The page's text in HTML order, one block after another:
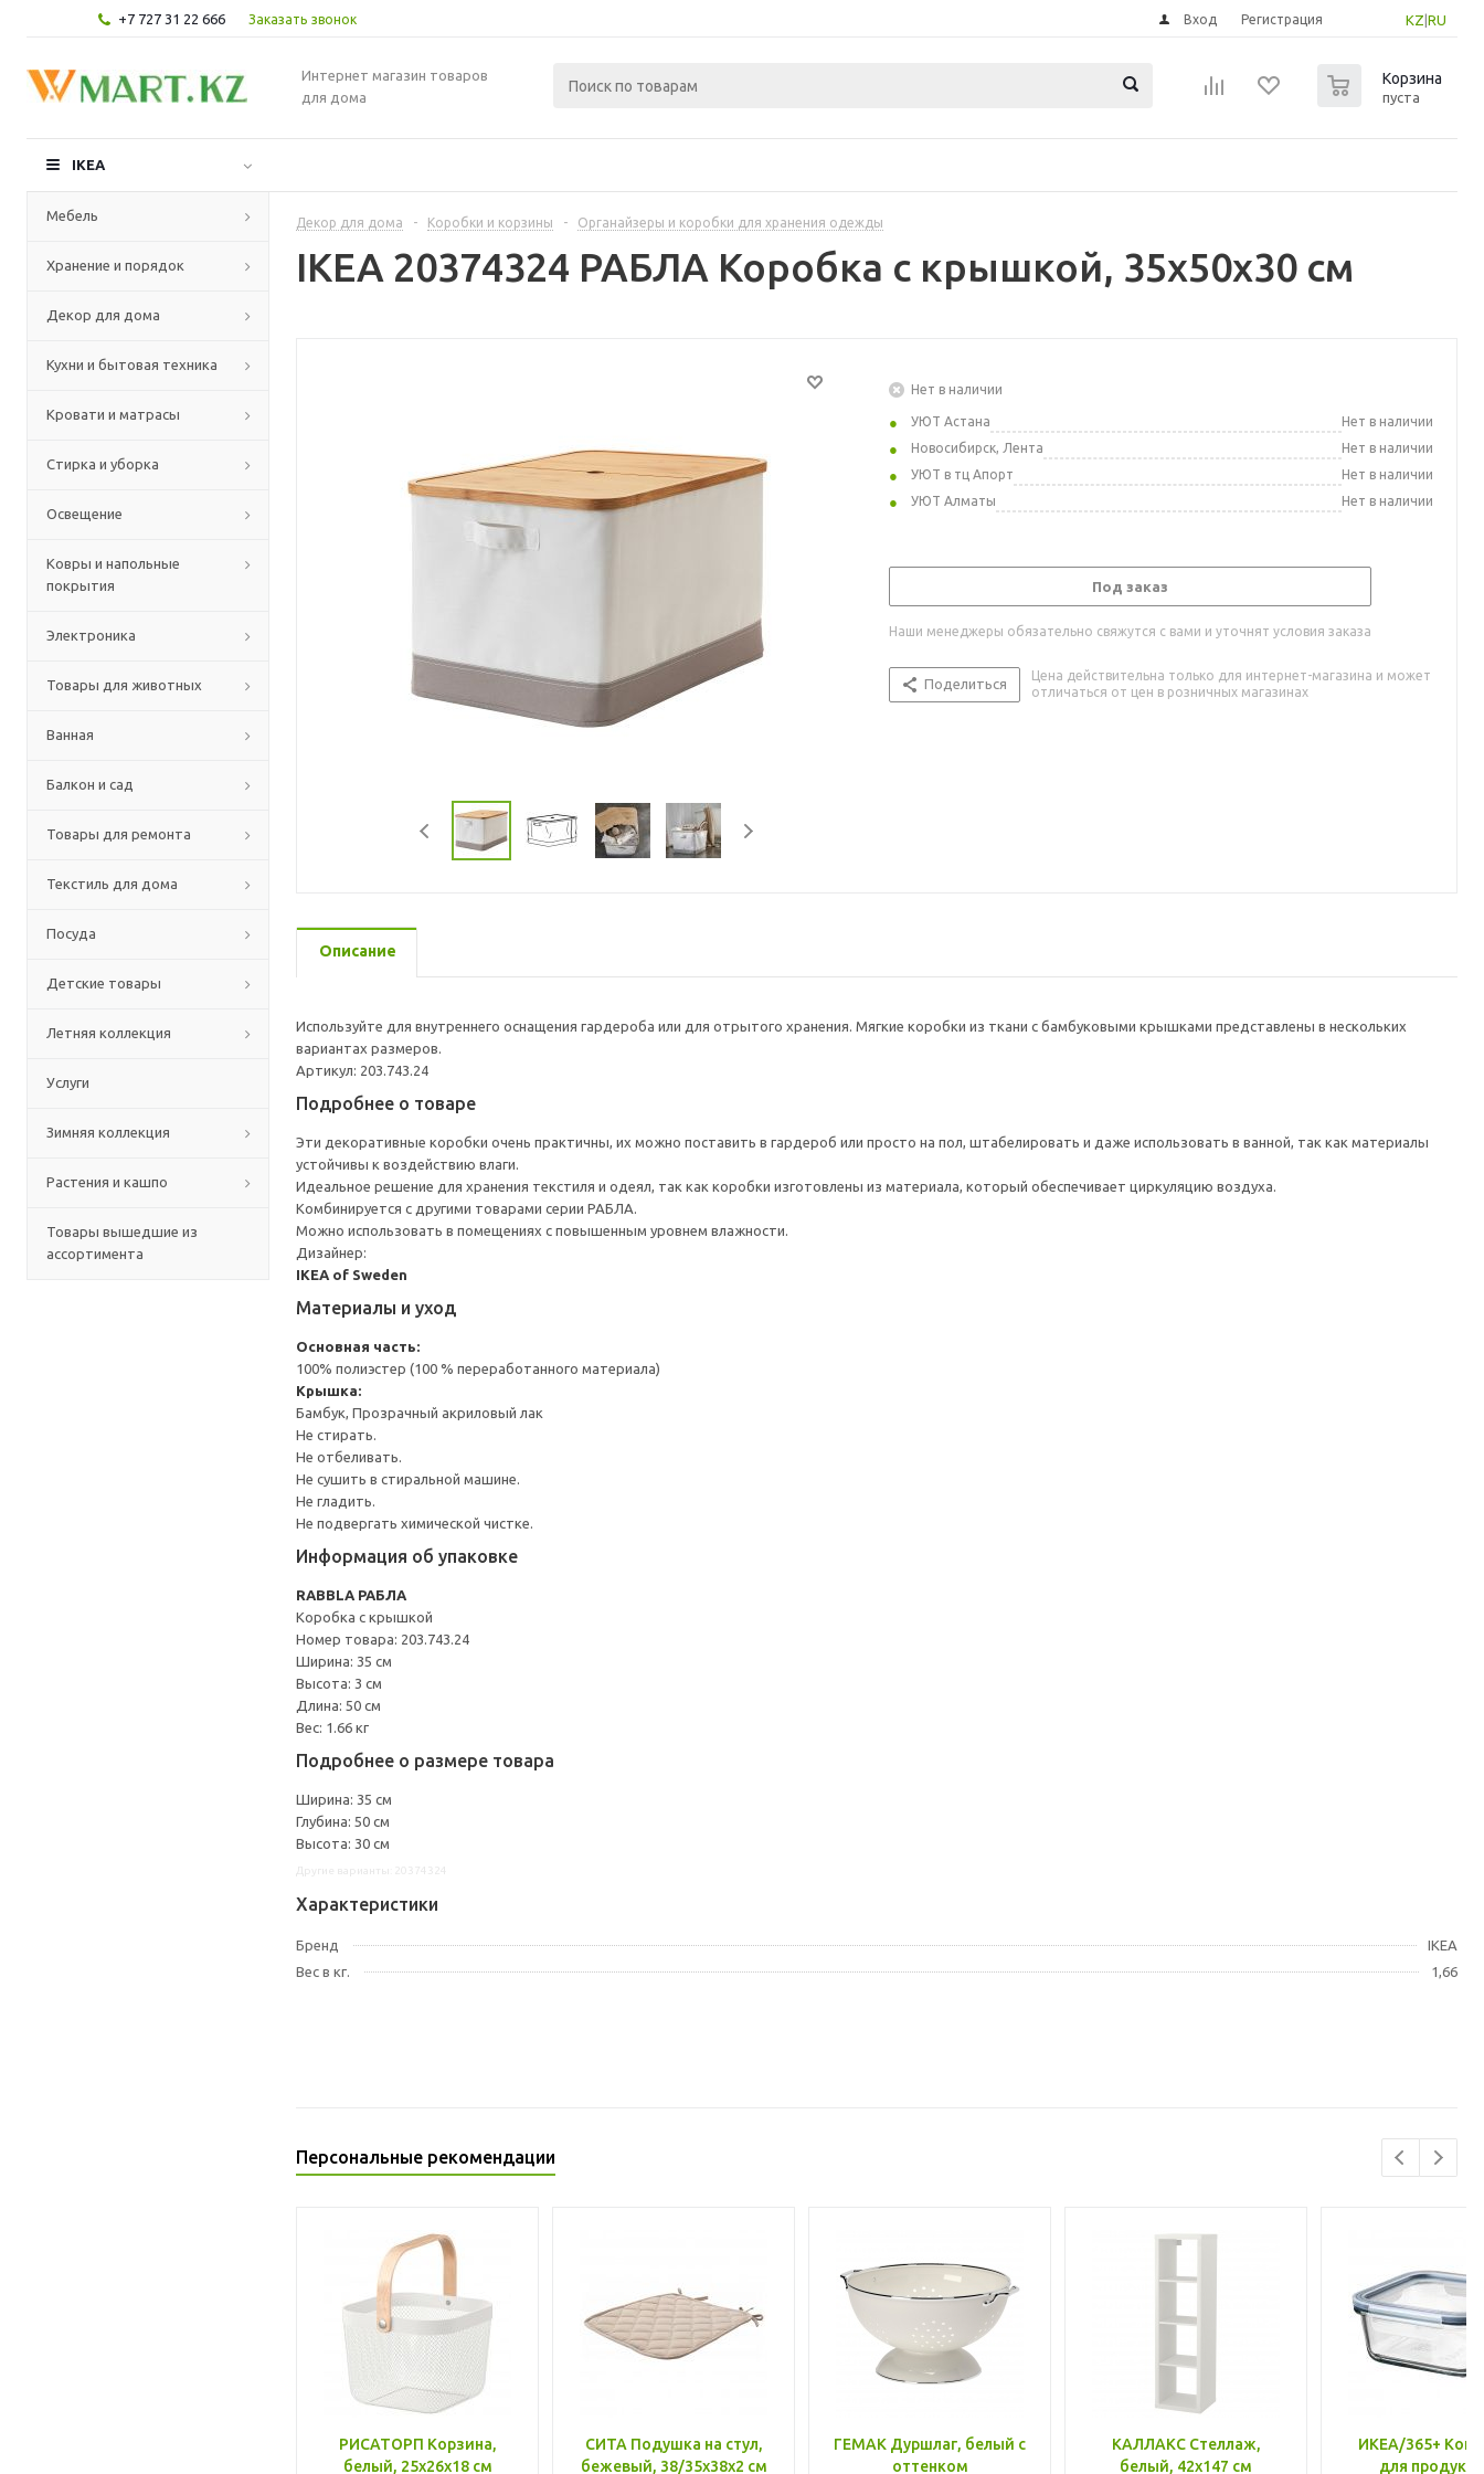
+7 727 31 22 666 Заказать звонок KZ RU
Вход Регистрация
Интернет магазин товаров
для дома
Корзина
пуста
IKEA
Мебель
Хранение и порядок
Декор для дома
Кухни и бытовая техника
Кровати и матрасы
Стирка и уборка
Освещение
Ковры и напольные
покрытия
Электроника
Товары для животных
Ванная
Балкон и сад
Товары для ремонта
Текстиль для дома
Посуда
Детские товары
Летняя коллекция
Услуги
Зимняя коллекция
Растения и кашпо
Товары вышедшие из
ассортимента
Декор для дома - Коробки и корзины - Органайзеры и коробки для хранения одежды
IKEA 20374324 РАБЛА Коробка с крышкой, 35x50x30 см
Нет в наличии
УЮТ Астана
Нет в наличии
Новосибирск, Лента
Нет в наличии
УЮТ в тц Апорт
Нет в наличии
УЮТ Алматы
Нет в наличии
Под заказ
Наши менеджеры обязательно свяжутся с вами и уточнят условия заказа
Поделиться
Цена действительна только для интернет-магазина и может
отличаться от цен в розничных магазинах
Описание
Используйте для внутреннего оснащения гардероба или для отрытого хранения. Мягкие коробки из ткани с бамбуковыми крышками представлены в нескольких
вариантах размеров.
Артикул: 203.743.24
Подробнее о товаре
Эти декоративные коробки очень практичны, их можно поставить в гардероб или просто на пол, штабелировать и даже использовать в ванной, так как материалы
устойчивы к воздействию влаги.
Идеальное решение для хранения текстиля и одеял, так как коробки изготовлены из материала, который обеспечивает циркуляцию воздуха.
Комбинируется с другими товарами серии РАБЛА.
Можно использовать в помещениях с повышенным уровнем влажности.
Дизайнер:
IKEA of Sweden
Материалы и уход
Основная часть:
100% полиэстер (100 % переработанного материала)
Крышка:
Бамбук, Прозрачный акриловый лак
Не стирать.
Не отбеливать.
Не сушить в стиральной машине.
Не гладить.
Не подвергать химической чистке.
Информация об упаковке
RABBLA РАБЛА
Коробка с крышкой
Номер товара: 203.743.24
Ширина: 35 см
Высота: 3 см
Длина: 50 см
Вес: 1.66 кг
Подробнее о размере товара
Ширина: 35 см
Глубина: 50 см
Высота: 30 см
Характеристики
Бренд
IKEA
Вес в кг.
1,66
Персональные рекомендации
РИСАТОРП Корзина,
белый, 25x26x18 см
СИТА Подушка на стул,
бежевый, 38/35x38x2 см
ГЕМАК Дуршлаг, белый с
оттенком
КАЛЛАКС Стеллаж,
белый, 42x147 см
ИКЕА/365+
для